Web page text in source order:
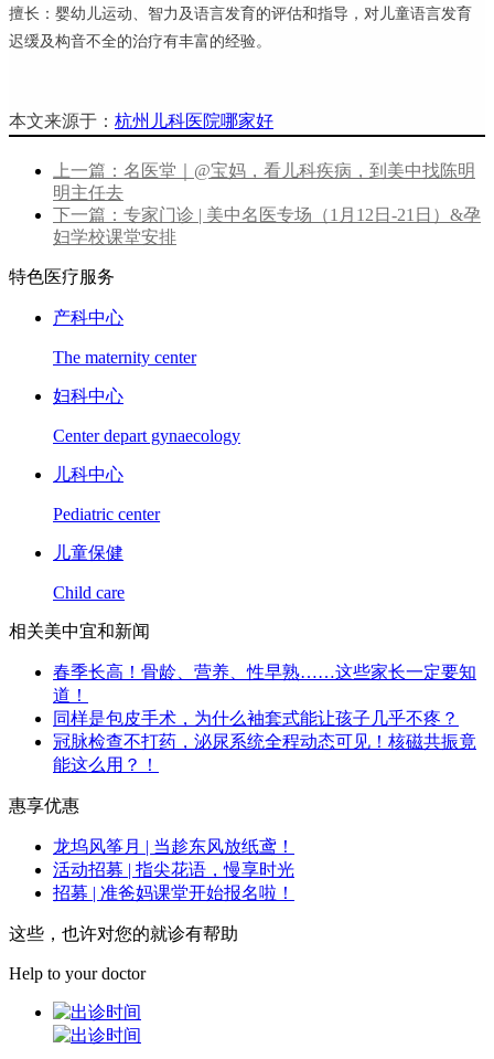
擅长：婴幼儿运动、智力及语言发育的评估和指导，对儿童语言发育
迟缓及构音不全的治疗有丰富的经验。
本文来源于： 杭州儿科医院哪家好
上一篇：名医堂｜@宝妈，看儿科疾病，到美中找陈明
明主任去
下一篇：专家门诊 | 美中名医专场（1月12日-21日）&孕
妇学校课堂安排
特色医疗服务
产科中心
The maternity center
妇科中心
Center depart gynaecology
儿科中心
Pediatric center
儿童保健
Child care
相关美中宜和新闻
春季长高！骨龄、营养、性早熟……这些家长一定要知
道！
同样是包皮手术，为什么袖套式能让孩子几乎不疼？
冠脉检查不打药，泌尿系统全程动态可见！核磁共振竟
能这么用？！
惠享优惠
龙坞风筝月 | 当趁东风放纸鸢！
活动招募 | 指尖花语，慢享时光
招募 | 准爸妈课堂开始报名啦！
这些，也许对您的就诊有帮助
Help to your doctor